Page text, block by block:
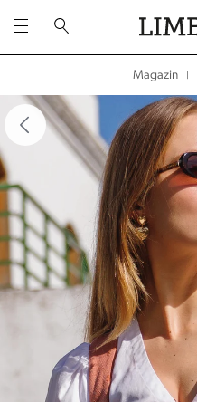
Magazin
überspringen